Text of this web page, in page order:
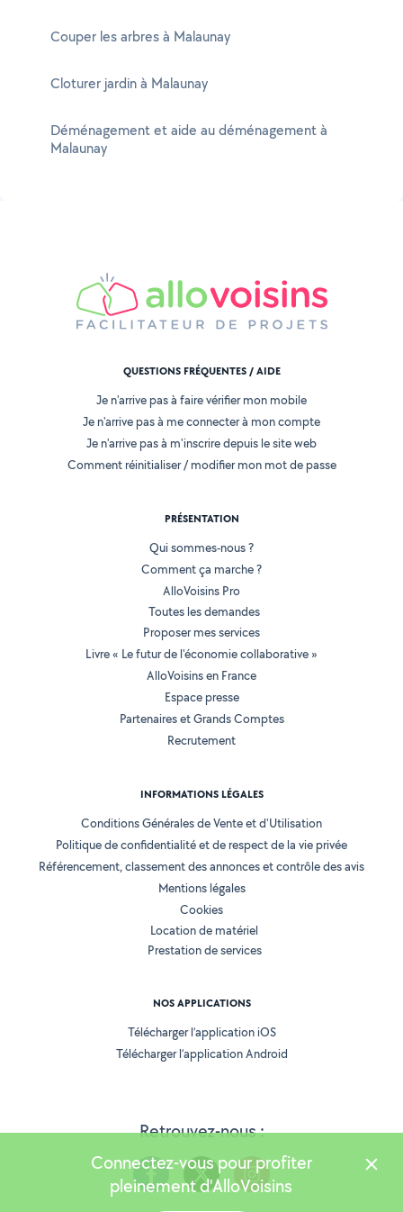
Couper les arbres à Malaunay
Cloturer jardin à Malaunay
Déménagement et aide au déménagement à
Malaunay
Retrouvez-nous :
QUESTIONS FRÉQUENTES / AIDE
Je n'arrive pas à faire vérifier mon mobile
Je n'arrive pas à me connecter à mon compte
Je n'arrive pas à m'inscrire depuis le site web
Comment réinitialiser / modifier mon mot de passe
PRÉSENTATION
Qui sommes-nous ?
Comment ça marche ?
AlloVoisins Pro
Toutes les demandes
Proposer mes services
Livre « Le futur de l'économie collaborative »
AlloVoisins en France
Espace presse
Partenaires et Grands Comptes
Recrutement
INFORMATIONS LÉGALES
Conditions Générales de Vente et d'Utilisation
Politique de confidentialité et de respect de la vie privée
Référencement, classement des annonces et contrôle des avis
Mentions légales
Cookies
Location de matériel
Prestation de services
NOS APPLICATIONS
Télécharger l’application iOS
Télécharger l’application Android
Connectez-vous pour profiter
pleinement d'AlloVoisins